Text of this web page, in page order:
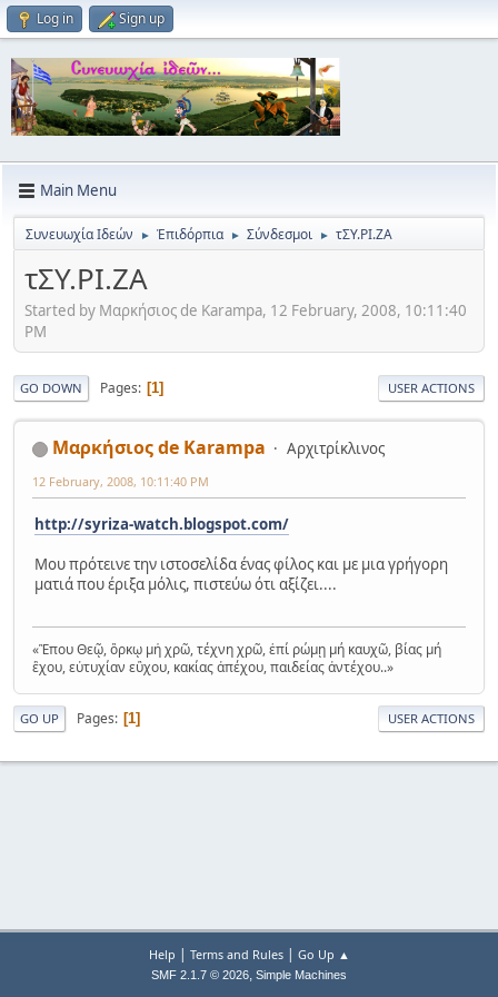
Log in Sign up
Main Menu
Συνευωχία Ιδεών ► Ἐπιδόρπια ► Σύνδεσμοι ► τΣΥ.ΡΙ.ΖΑ
τΣΥ.ΡΙ.ΖΑ
Started by Μαρκήσιος de Karampa, 12 February, 2008, 10:11:40
PM
GO DOWN Pages 1 USER ACTIONS
Μαρκήσιος de Karampa Αρχιτρίκλινος
12 February, 2008, 10:11:40 PM
http://syriza-watch.blogspot.com/
Μου πρότεινε την ιστοσελίδα ένας φίλος και με μια γρήγορη
ματιά που έριξα μόλις, πιστεύω ότι αξίζει....
«Ἒπου Θεῷ, ὃρκῳ μἠ χρῶ, τέχνη χρῶ, ἐπί ρώμῃ μή καυχῶ, βίας μή
ἒχου, εὐτυχίαν εὒχου, κακίας ἀπέχου, παιδείας ἀντέχου..»
GO UP Pages 1 USER ACTIONS
Help | Terms and Rules| Go Up ▲
SMF 2.1.7 © 2026, Simple Machines